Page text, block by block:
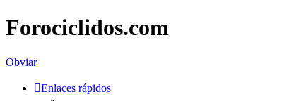
Forociclidos.com
Obviar
Enlaces rápidos